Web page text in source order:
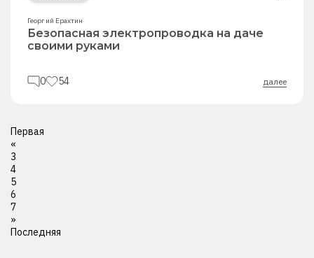
Георгий Ерахтин
Безопасная электропроводка на даче
своими руками
0 54 далее
Первая
«
3
4
5
6
7
»
Последняя